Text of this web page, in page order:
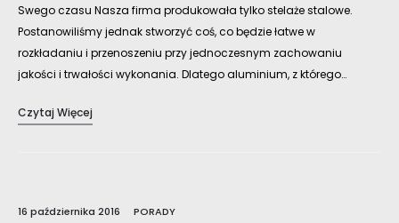
Swego czasu Nasza firma produkowała tylko stelaże stalowe.
Postanowiliśmy jednak stworzyć coś, co będzie łatwe w
rozkładaniu i przenoszeniu przy jednoczesnym zachowaniu
jakości i trwałości wykonania. Dlatego aluminium, z którego…
Czytaj Więcej
16 października 2016 PORADY